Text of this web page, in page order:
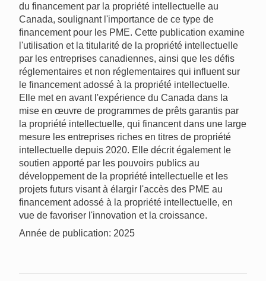
du financement par la propriété intellectuelle au
Canada, soulignant l'importance de ce type de
financement pour les PME. Cette publication examine
l'utilisation et la titularité de la propriété intellectuelle
par les entreprises canadiennes, ainsi que les défis
réglementaires et non réglementaires qui influent sur
le financement adossé à la propriété intellectuelle.
Elle met en avant l'expérience du Canada dans la
mise en œuvre de programmes de prêts garantis par
la propriété intellectuelle, qui financent dans une large
mesure les entreprises riches en titres de propriété
intellectuelle depuis 2020. Elle décrit également le
soutien apporté par les pouvoirs publics au
développement de la propriété intellectuelle et les
projets futurs visant à élargir l'accès des PME au
financement adossé à la propriété intellectuelle, en
vue de favoriser l'innovation et la croissance.
Année de publication: 2025